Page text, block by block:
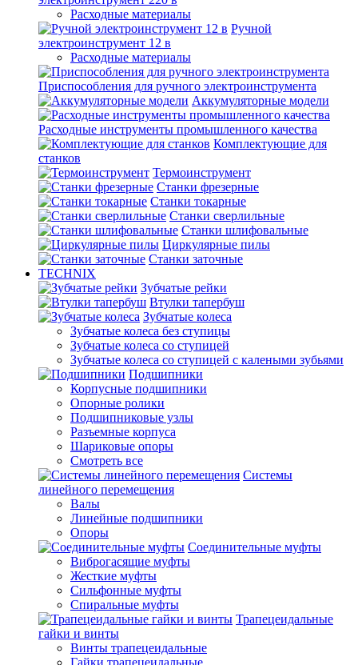
Расходные материалы
Ручной
электроинструмент 12 в
Расходные материалы
Приспособления для ручного электроинструмента
Аккумуляторные модели
Расходные инструменты промышленного качества
Комплектующие для
станков
Термоинструмент
Станки фрезерные
Станки токарные
Станки сверлильные
Станки шлифовальные
Циркулярные пилы
Станки заточные
TECHNIX
Зубчатые рейки
Втулки тапербуш
Зубчатые колеса
Зубчатые колеса без ступицы
Зубчатые колеса со ступицей
Зубчатые колеса со ступицей с калеными зубьями
Подшипники
Корпусные подшипники
Опорные ролики
Подшипниковые узлы
Разъемные корпуса
Шариковые опоры
Смотреть все
Системы
линейного перемещения
Валы
Линейные подшипники
Опоры
Соединительные муфты
Виброгасящие муфты
Жесткие муфты
Сильфонные муфты
Спиральные муфты
Трапецеидальные
гайки и винты
Винты трапецеидальные
Гайки трапецеидальные